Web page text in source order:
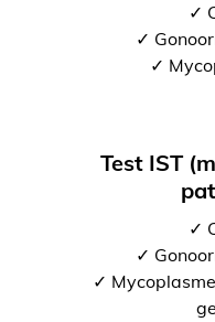
✓
✓
✓
Test IST
✓
✓
✓